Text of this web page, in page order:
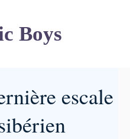
Boys
escale